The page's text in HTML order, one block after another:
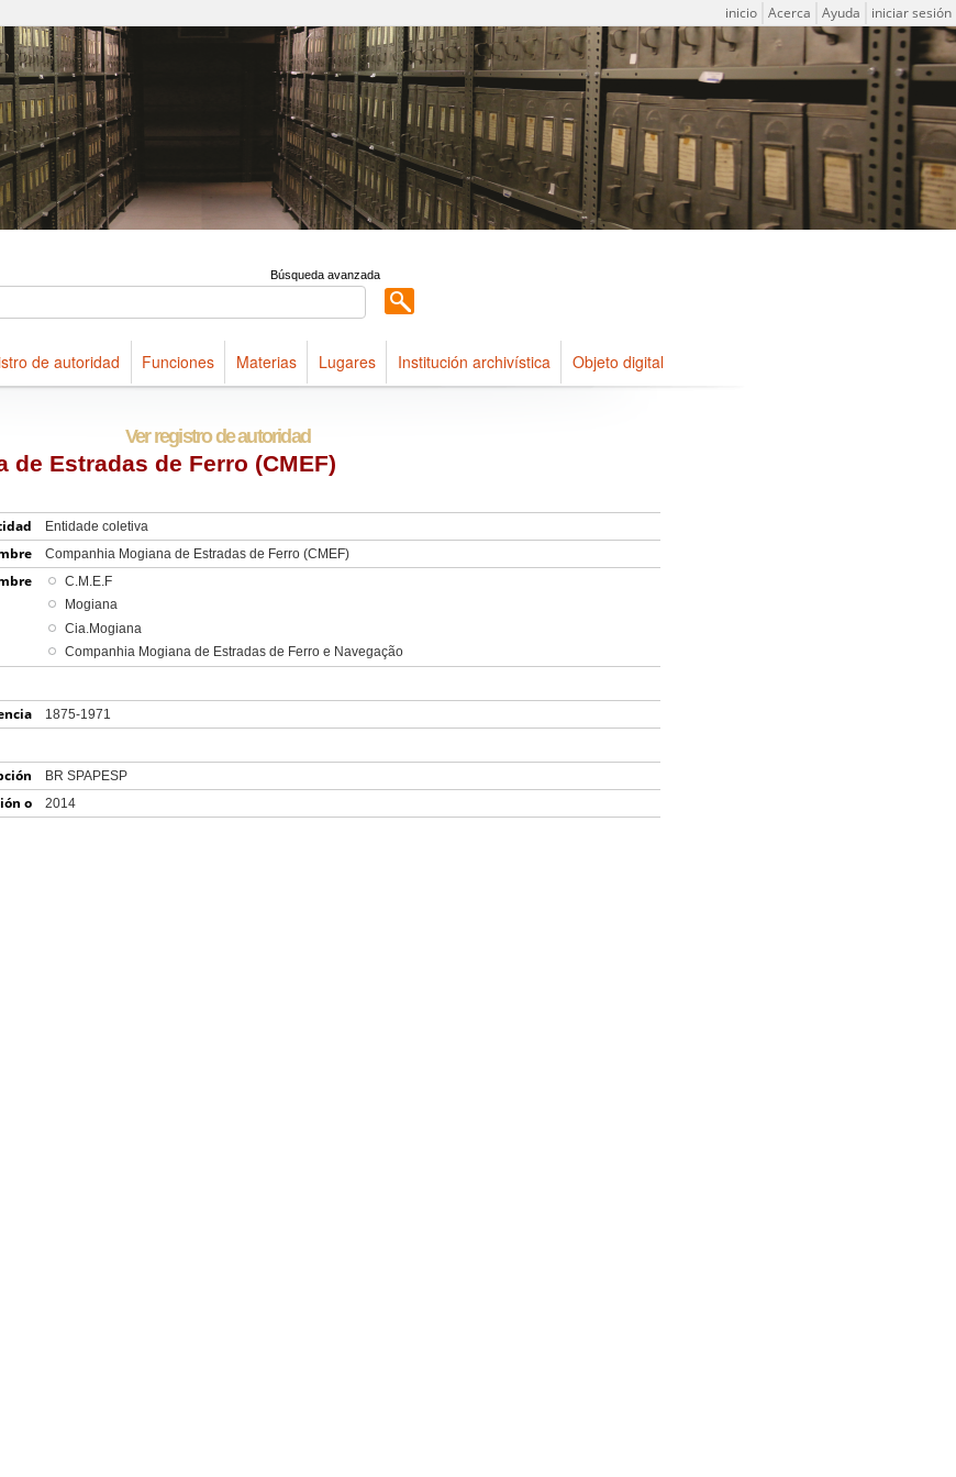
Menú de usuario
inicio Acerca Ayuda iniciar sesión
at Arquivo Público do Estado de São Paulo
Búsqueda avanzada
de autoridad Funciones Materias Lugares Institución archivística Objeto digital
Ver registro de autoridad
de Estradas de Ferro (CMEF)
Entidade coletiva
Companhia Mogiana de Estradas de Ferro (CMEF)
C.M.E.F
Mogiana
Cia.Mogiana
Companhia Mogiana de Estradas de Ferro e Navegação
1875-1971
BR SPAPESP
o
2014